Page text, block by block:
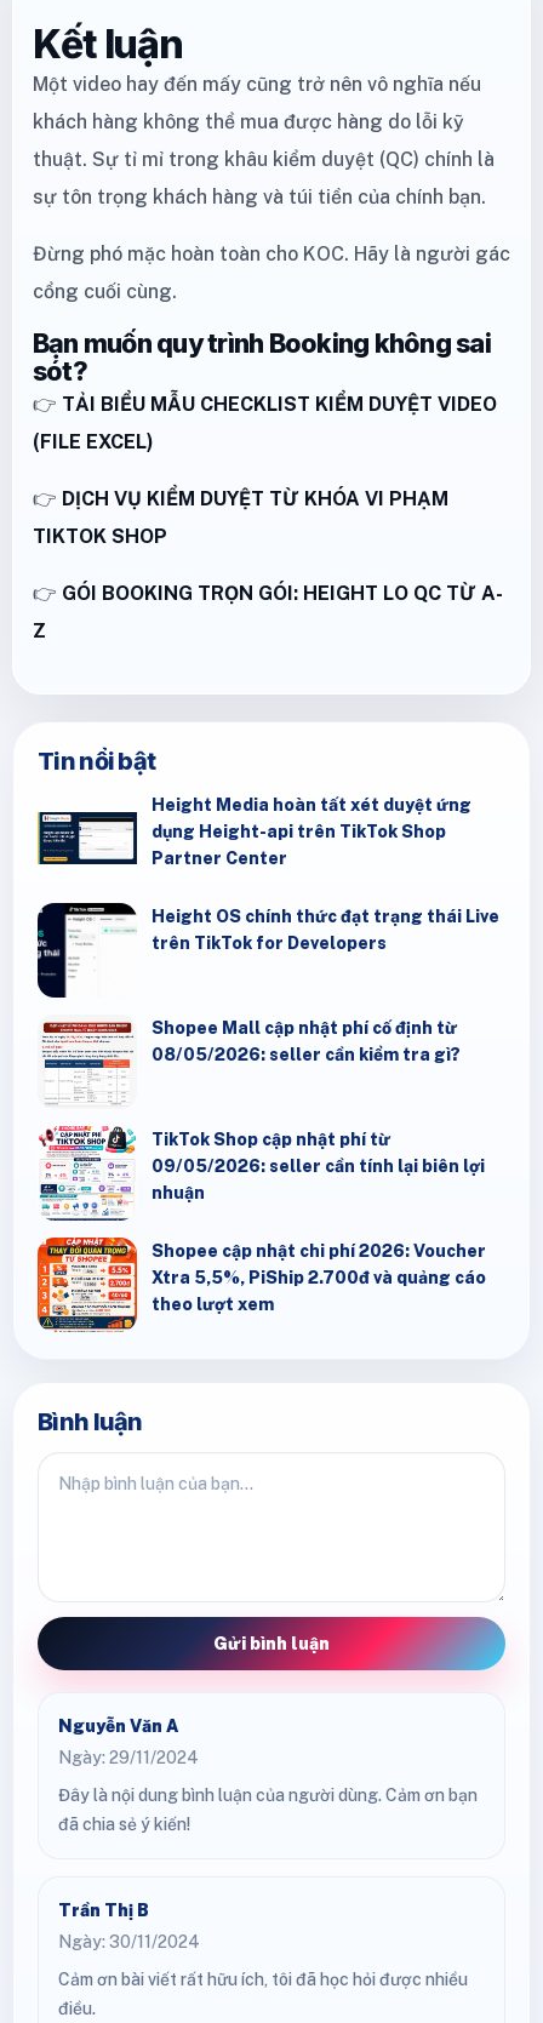
Kết luận
Một video hay đến mấy cũng trở nên vô nghĩa nếu
khách hàng không thể mua được hàng do lỗi kỹ
thuật. Sự tỉ mỉ trong khâu kiểm duyệt (QC) chính là
sự tôn trọng khách hàng và túi tiền của chính bạn.
Đừng phó mặc hoàn toàn cho KOC. Hãy là người gác
cổng cuối cùng.
Bạn muốn quy trình Booking không sai
sót?
👉 TẢI BIỂU MẪU CHECKLIST KIỂM DUYỆT VIDEO
(FILE EXCEL)
👉 DỊCH VỤ KIỂM DUYỆT TỪ KHÓA VI PHẠM
TIKTOK SHOP
👉 GÓI BOOKING TRỌN GÓI: HEIGHT LO QC TỪ A-
Z
Tin nổi bật
Height Media hoàn tất xét duyệt ứng
dụng Height-api trên TikTok Shop
Partner Center
Height OS chính thức đạt trạng thái Live
trên TikTok for Developers
Shopee Mall cập nhật phí cố định từ
08/05/2026: seller cần kiểm tra gì?
TikTok Shop cập nhật phí từ
09/05/2026: seller cần tính lại biên lợi
nhuận
Shopee cập nhật chi phí 2026: Voucher
Xtra 5,5%, PiShip 2.700đ và quảng cáo
theo lượt xem
Bình luận
Gửi bình luận
Nguyễn Văn A
Ngày: 29/11/2024
Đây là nội dung bình luận của người dùng. Cảm ơn bạn
đã chia sẻ ý kiến!
Trần Thị B
Ngày: 30/11/2024
Cảm ơn bài viết rất hữu ích, tôi đã học hỏi được nhiều
điều.